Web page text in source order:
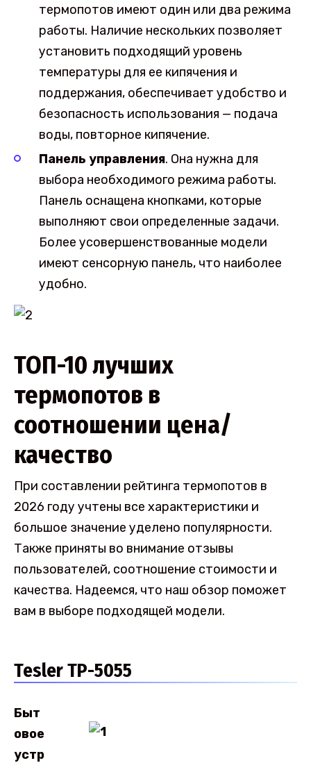
термопотов имеют один или два режима
работы. Наличие нескольких позволяет
установить подходящий уровень
температуры для ее кипячения и
поддержания, обеспечивает удобство и
безопасность использования — подача
воды, повторное кипячение.
Панель управления. Она нужна для
выбора необходимого режима работы.
Панель оснащена кнопками, которые
выполняют свои определенные задачи.
Более усовершенствованные модели
имеют сенсорную панель, что наиболее
удобно.
ТОП-10 лучших
термопотов в
соотношении цена/
качество
При составлении рейтинга термопотов в
2026 году учтены все характеристики и
большое значение уделено популярности.
Также приняты во внимание отзывы
пользователей, соотношение стоимости и
качества. Надеемся, что наш обзор поможет
вам в выборе подходящей модели.
Tesler TP-5055
Быт
овое
устр